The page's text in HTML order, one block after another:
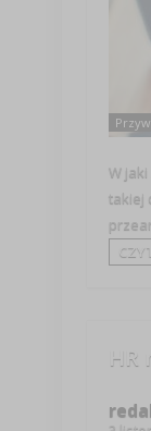
W
takiej
HR